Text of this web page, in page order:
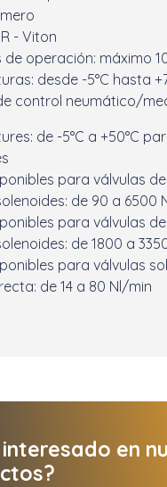
- Viton
de operación: máximo
desde -5°C hasta
control neumático/
de -5°C a +50°C
para válvulas
de 90 a 6500
para válvulas
de 1800 a
para válvulas
de 14 a 80 Nl/min
en